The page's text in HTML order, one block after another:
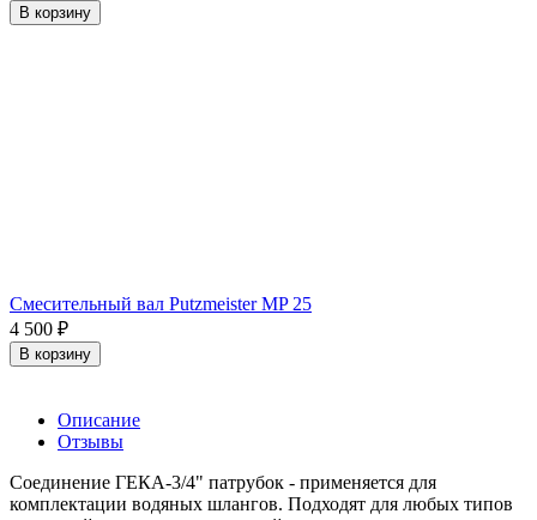
В корзину
Смесительный вал Putzmeister MP 25
4 500 ₽
В корзину
Описание
Отзывы
Соединение ГЕКА-3/4" патрубок - применяется для
комплектации водяных шлангов. Подходят для любых типов